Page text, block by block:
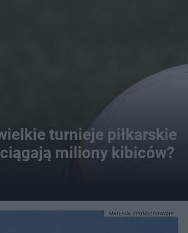
turnieje piłkarskie
miliony kibiców?
MATERIAŁ SPONSOROWANY